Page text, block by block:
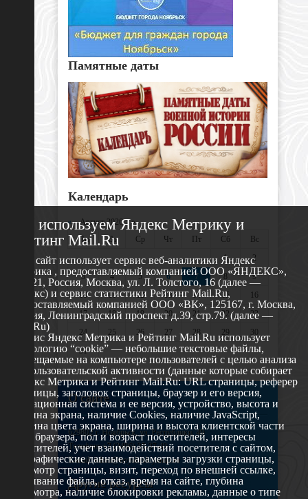
Памятные даты
Календарь
«Август 2026 »
Пн
Вт Ср Чт Пт Сб
Вс
1
2
3
4 5 6 7 8
9
10
11 12 13 14 15
16
17
18 19 20 21 22
23
24
25 26 27 28 29
30
31
О сайте
629802 г. Ноябрьск, ул. Республики, 49
Телефон: +7 (3496) 35-37-49
E-mail: udsm@noyabrsk.yanao.ru
Другие ресурсы
Мы используем Яндекс Метрику и
Рейтинг Mail.Ru
Этот сайт использует сервис веб-аналитики Яндекс
Метрика , предоставляемый компанией ООО «ЯНДЕКС»,
119021, Россия, Москва, ул. Л. Толстого, 16 (далее —
Яндекс) и сервис статистики Рейтинг Mail.Ru,
предоставляемый компанией ООО «ВК», 125167, г. Москва,
Россия, Ленинградский проспект д.39, стр.79. (далее —
Mail.Ru)
Сервис Яндекс Метрика и Рейтинг Mail.Ru использует
технологию “cookie” — небольшие текстовые файлы,
размещаемые на компьютере пользователей с целью анализа
их пользовательской активности (данные которые собирает
Яндекс Метрика и Рейтинг Mail.Ru: URL страницы, реферер
страницы, заголовок страницы, браузер и его версия,
операционная система и ее версия, устройство, высота и
ширина экрана, наличие Cookies, наличие JavaScript,
глубина цвета экрана, ширина и высота клиентской части
окна браузера, пол и возраст посетителей, интересы
посетителей, учет взаимодействий посетителя с сайтом,
географические данные, параметры загрузки страницы,
просмотр страницы, визит, переход по внешней ссылке,
cкачивание файла, отказ, время на сайте, глубина
просмотра, наличие блокировки рекламы, данные о типе